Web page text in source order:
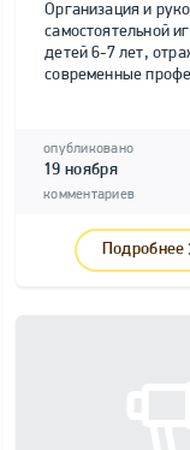
Организация и
самостоятельной
детей 6-7 лет,
современные
опубликовано
19 ноября
комментариев
Подробнее